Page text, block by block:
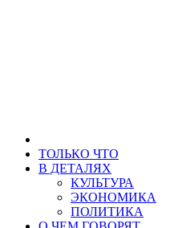
ТОЛЬКО ЧТО
В ДЕТАЛЯХ
КУЛЬТУРА
ЭКОНОМИКА
ПОЛИТИКА